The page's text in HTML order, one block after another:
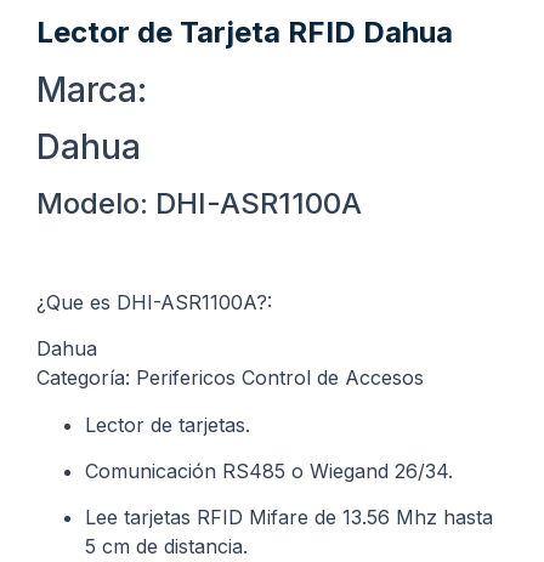
Lector de Tarjeta RFID Dahua
Marca:
Dahua
Modelo: DHI-ASR1100A
¿Que es DHI-ASR1100A?:
Dahua
Categoría: Perifericos Control de Accesos
Lector de tarjetas.
Comunicación RS485 o Wiegand 26/34.
Lee tarjetas RFID Mifare de 13.56 Mhz hasta
5 cm de distancia.